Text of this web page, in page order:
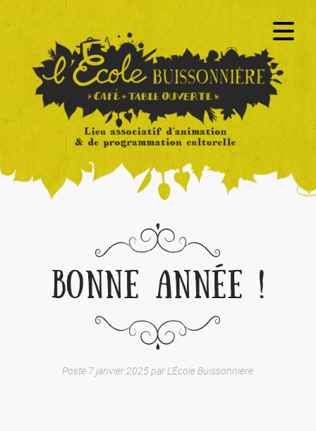
BONNE ANNÉE !
Posté 7 janvier 2025par L'École Buissonnière